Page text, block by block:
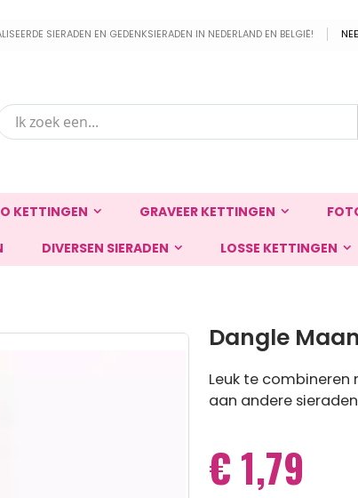
SIERADEN EN GEDENKSIERADEN IN NEDERLAND EN BELGIË!
KETTINGEN GRAVEER KETTINGEN
DIVERSEN SIERADEN LOSSE KETTINGEN
Dangle
Leuk te
aan andere
€ 1,79